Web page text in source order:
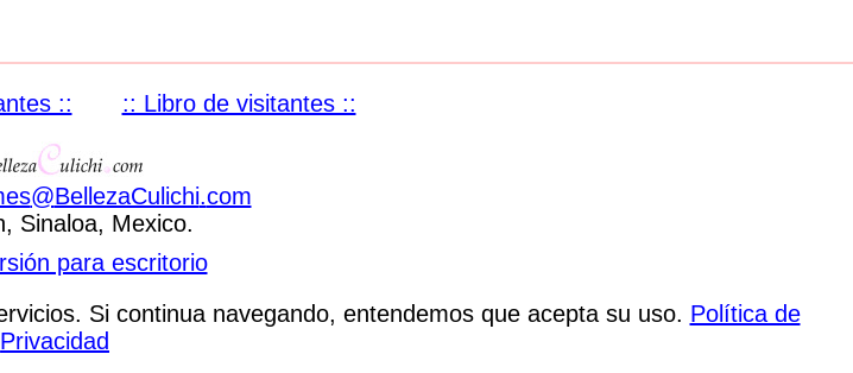
:: :: Libro de visitantes ::
@BellezaCulichi.com
Sinaloa, Mexico.
para escritorio
Si continua navegando, entendemos que acepta su uso. Política de
Privacidad